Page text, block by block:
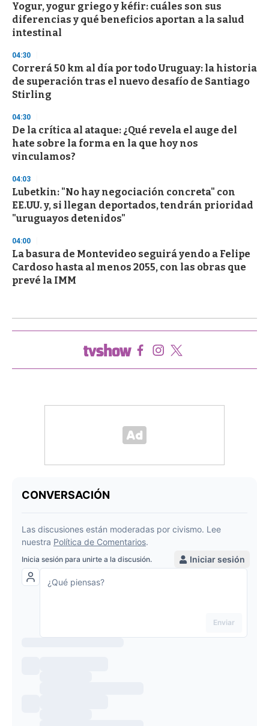
Yogur, yogur griego y kéfir: cuáles son sus
diferencias y qué beneficios aportan a la salud
intestinal
04:30
Correrá 50 km al día por todo Uruguay: la historia
de superación tras el nuevo desafío de Santiago
Stirling
04:30
De la crítica al ataque: ¿Qué revela el auge del
hate sobre la forma en la que hoy nos
vinculamos?
04:03
Lubetkin: "No hay negociación concreta" con
EE.UU. y, si llegan deportados, tendrán prioridad
"uruguayos detenidos"
04:00
La basura de Montevideo seguirá yendo a Felipe
Cardoso hasta al menos 2055, con las obras que
prevé la IMM